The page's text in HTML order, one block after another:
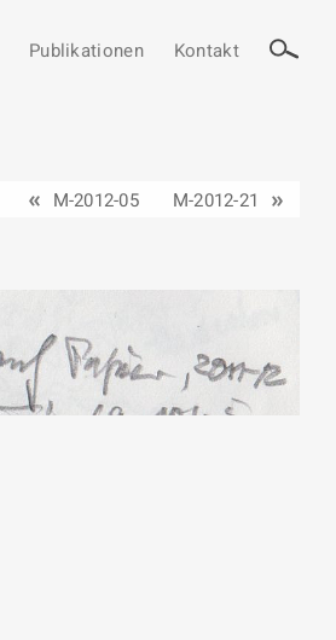
Publikationen Kontakt
M-2012-05 M-2012-21